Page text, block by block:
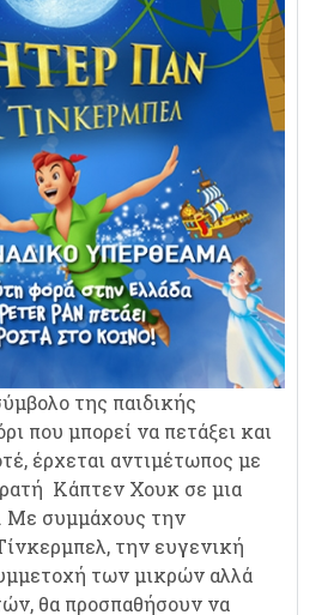
της παιδικής
που μπορεί να πετάξει και
έρχεται αντιμέτωπος με
Κάπτεν Χουκ σε μια
Με συμμάχους την
την ευγενική
των μικρών αλλά
θα προσπαθήσουν να